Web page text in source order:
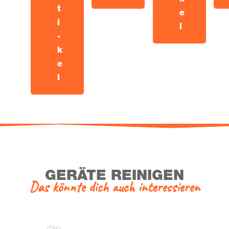
t
i
­
k
e
l
e
l
GERÄ­TE REINIGEN
Das könn­te dich auch interessieren